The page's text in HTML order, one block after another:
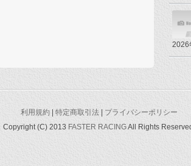
2026
利用規約 特定商取引法
プライバシーポリシー
Copyright (C) 2013 FASTER RACINGAll Rights